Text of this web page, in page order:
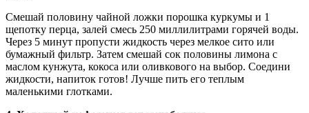
Смешай половину чайной ложки порошка куркумы и 1
щепотку перца, залей смесь 250 миллилитрами горячей воды.
Через 5 минут пропусти жидкость через мелкое сито или
бумажный фильтр. Затем смешай сок половины лимона с
маслом кунжута, кокоса или оливкового на выбор. Соедини
жидкости, напиток готов! Лучше пить его теплым
маленькими глотками.